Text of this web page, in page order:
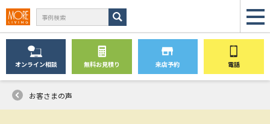
オンライン相談 無料お見積り 来店予約 電話
お客さまの声